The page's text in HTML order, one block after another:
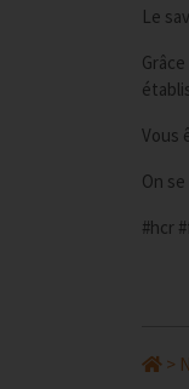
Le
Vous
On
#hcr
>